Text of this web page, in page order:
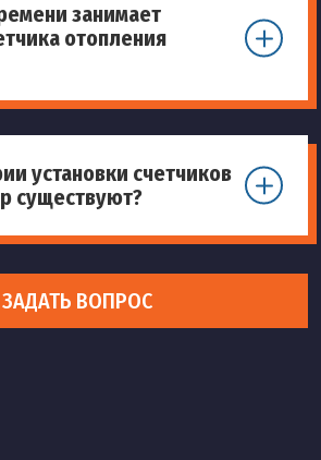
занимает
отопления
установки счетчиков
существуют?
ЗАДАТЬ ВОПРОС